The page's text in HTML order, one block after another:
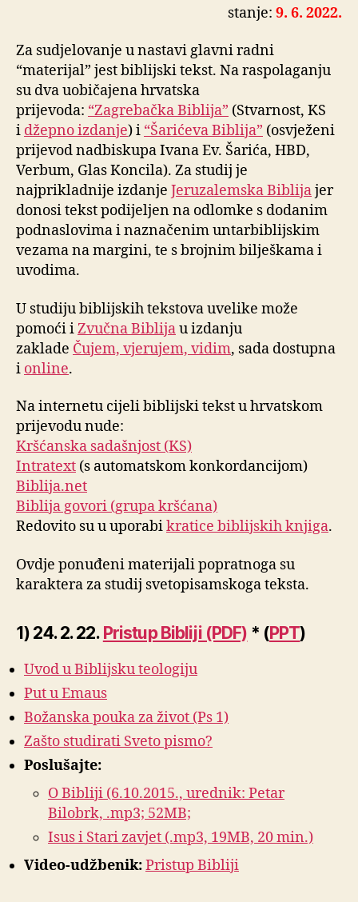
stanje: 9. 6. 2022.
Za sudjelovanje u nastavi glavni radni
“materijal” jest biblijski tekst. Na raspolaganju
su dva uobičajena hrvatska
prijevoda: “Zagrebačka Biblija” (Stvarnost, KS
i džepno izdanje) i “Šarićeva Biblija” (osvježeni
prijevod nadbiskupa Ivana Ev. Šarića, HBD,
Verbum, Glas Koncila). Za studij je
najprikladnije izdanje Jeruzalemska Biblijajer
donosi tekst podijeljen na odlomke s dodanim
podnaslovima i naznačenim untarbiblijskim
vezama na margini, te s brojnim bilješkama i
uvodima.
U studiju biblijskih tekstova uvelike može
pomoći iZvučna Biblijau izdanju
zaklade Čujem, vjerujem, vidim, sada dostupna
i online.
Na internetu cijeli biblijski tekst u hrvatskom
prijevodu nude:
Kršćanska sadašnjost (KS)
Intratext (s automatskom konkordancijom)
Biblija.net
Biblija govori (grupa kršćana)
Redovito su u uporabikratice biblijskih knjiga.
Ovdje ponuđeni materijali popratnoga su
karaktera za studij svetopisamskoga teksta.
1) 24. 2. 22. Pristup Bibliji (PDF) * (PPT)
Uvod u Biblijsku teologiju
Put u Emaus
Božanska pouka za život (Ps 1)
Zašto studirati Sveto pismo?
Poslušajte:
O Bibliji (6.10.2015., urednik: Petar
Bilobrk, .mp3; 52MB;
Isus i Stari zavjet (.mp3, 19MB, 20 min.)
Video-udžbenik:Pristup Bibliji